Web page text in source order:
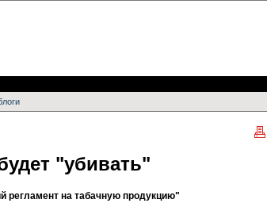
"убивать"
регламент на табачную продукцию"